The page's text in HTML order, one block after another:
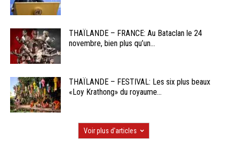
THAÏLANDE – FRANCE: Au Bataclan le 24
novembre, bien plus qu’un...
THAÏLANDE – FESTIVAL: Les six plus beaux
«Loy Krathong» du royaume...
Voir plus d'articles